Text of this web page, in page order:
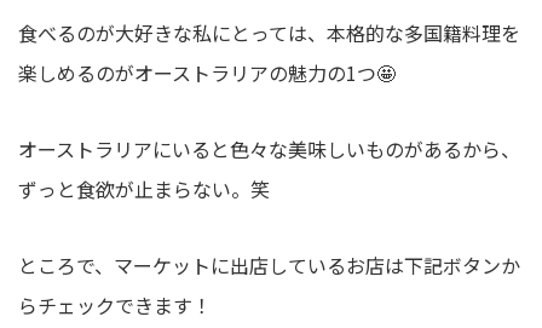
食べるのが大好きな私にとっては、本格的な多国籍料理を
楽しめるのがオーストラリアの魅力の1つ🤩
オーストラリアにいると色々な美味しいものがあるから、
ずっと食欲が止まらない。笑
ところで、マーケットに出店しているお店は下記ボタンか
らチェックできます！